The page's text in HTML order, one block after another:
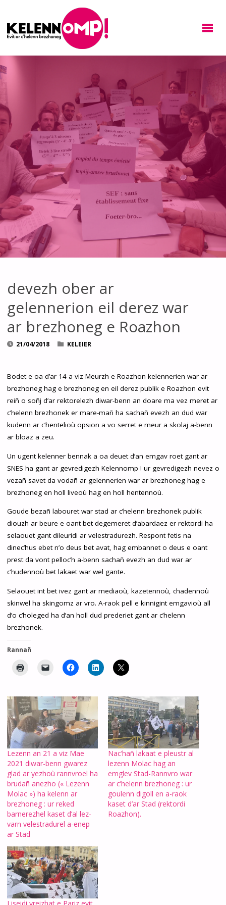
devezh ober ar
gelennerion eil derez war
ar brezhoneg e Roazhon
21/04/2018 KELEIER
Bodet e oa d’ar 14 a viz Meurzh e Roazhon kelennerien war ar
brezhoneg hag e brezhoneg en eil derez publik e Roazhon evit
reiñ o soñj d’ar rektorelezh diwar-benn an doare ma vez meret ar
c’helenn brezhonek er mare-mañ ha sachañ evezh an dud war
kudenn ar c’hentelioù opsion a vo serret e meur a skolaj a-benn
ar bloaz a zeu.
Un ugent kelenner bennak a oa deuet d’an emgav roet gant ar
SNES ha gant ar gevredigezh Kelennomp ! ur gevredigezh nevez o
vezañ savet da vodañ ar gelennerien war ar brezhoneg hag e
brezhoneg en holl liveoù hag en holl hentennoù.
Goude bezañ labouret war stad ar c’helenn brezhonek publik
diouzh ar beure e oant bet degemeret d’abardaez er rektordi ha
selaouet gant dileuridi ar velestradurezh. Respont fetis na
dinec’hus ebet n’o deus bet avat, hag embannet o deus e oant
prest da vont pelloc’h a-benn sachañ evezh an dud war ar
c’hudennoù bet lakaet war wel gante.
Selaouet int bet ivez gant ar mediaoù, kazetennoù, chadennoù
skinwel ha skingomz ar vro. A-raok pell e kinnigint emgavioù all
d’o c’holeged ha d’an holl dud prederiet gant ar c’helenn
brezhonek.
Rannañ
Lezenn an 21 a viz Mae
2021 diwar-benn gwarez
glad ar yezhoù rannvroel ha
brudañ anezho (« Lezenn
Molac ») ha kelenn ar
brezhoneg : ur reked
barnerezhel kaset d’al lez-
varn velestradurel a-enep
ar Stad
Nac’hañ lakaat e pleustr al
lezenn Molac hag an
emglev Stad-Rannvro war
ar c’helenn brezhoneg : ur
goulenn digoll en a-raok
kaset d’ar Stad (rektordi
Roazhon).